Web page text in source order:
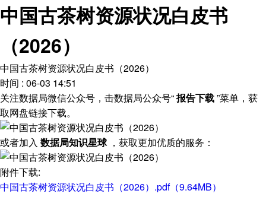
中国古茶树资源状况白皮书
（2026）
中国古茶树资源状况白皮书（2026）
时间 : 06-03 14:51
关注数据局微信公众号，击数据局公众号“报告下载”菜单，获
取网盘链接下载。
或者加入 数据局知识星球 ，获取更加优质的服务：
附件下载:
中国古茶树资源状况白皮书（2026）.pdf（9.64MB）